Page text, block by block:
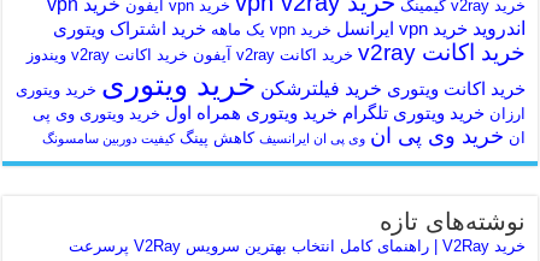
خرید v2ray گیمینگ خرید vpn آیفون
اندروید خرید vpn ایرانسل خرید vpn یک ماهه خرید اشتراک ویتوری
خرید اکانت v2ray خرید اکانت v2ray آیفون خرید اکانت v2ray ویندوز
خرید اکانت ویتوری خرید فیلترشکن خرید ویتوری خرید ویتوری
ارزان خرید ویتوری تلگرام خرید ویتوری همراه اول خرید ویتوری وی پی
ان خرید وی پی ان وی پی ان ایرانسیف کاهش پینگ کیفیت دوربین سامسونگ
نوشته‌های تازه
خرید V2Ray | راهنمای کامل انتخاب بهترین سرویس V2Ray پرسرعت